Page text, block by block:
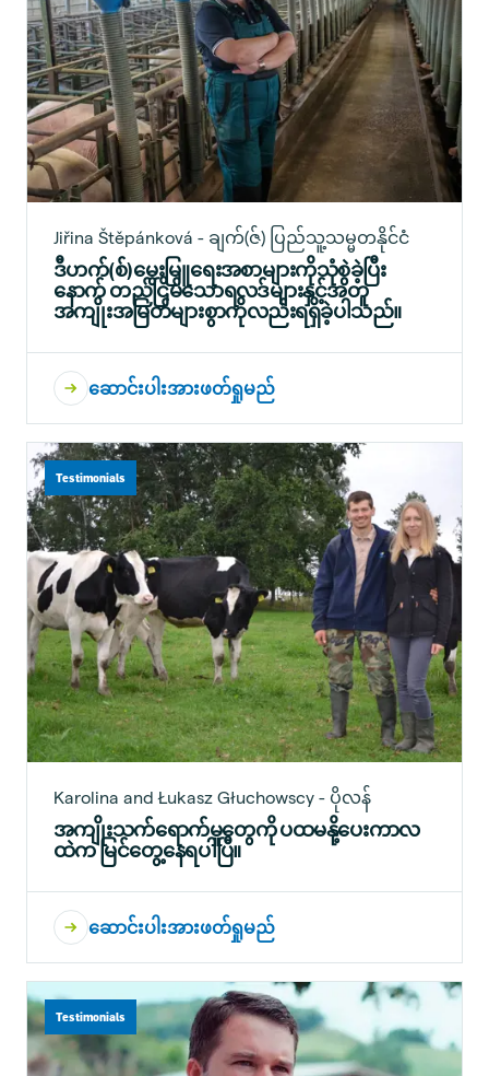
Jiřina Štěpánková - ချက်(ဇ်) ပြည်သူ့သမ္မတနိုင်ငံ
ဒီဟက်(စ်)မွေးမြူရေးအစာများကိုသုံစွဲခဲ့ပြီး
နောက် တည်ငြိမ်သောရလဒ်များနှင့်အတူ
အကျိုးအမြတ်များစွာကိုလည်းရရှိခဲ့ပါသည်။
ဆောင်းပါးအားဖတ်ရှုမည်
Testimonials
Karolina and Łukasz Głuchowscy - ပိုလန်
အကျိုးသက်ရောက်မှုတွေကို ပထမနို့ပေးကာလ
ထဲက မြင်တွေ့နေရပါပြီ။
ဆောင်းပါးအားဖတ်ရှုမည်
Testimonials